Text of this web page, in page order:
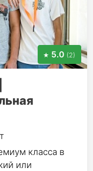
5.0 (2)
класса в
или